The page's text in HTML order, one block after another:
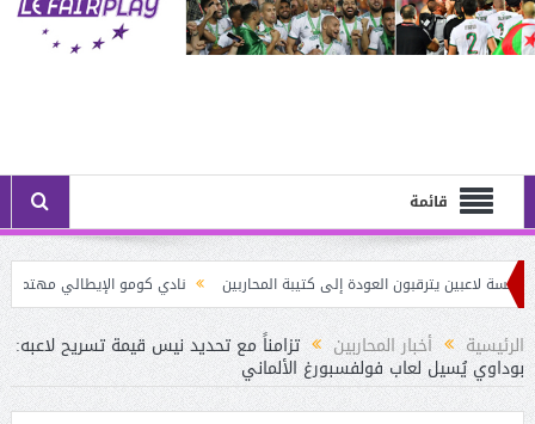
قائمة
يترقبون العودة إلى كتيبة المحاربين
نادي كومو الإيطالي مهتم بخدمات
لانس على قبالالرئيسية أخبار المحاربين تزامناً مع تحديد نيس قيمة تسريح لاعبه:
بوداوي يُسيل لعاب فولفسبورغ الألماني